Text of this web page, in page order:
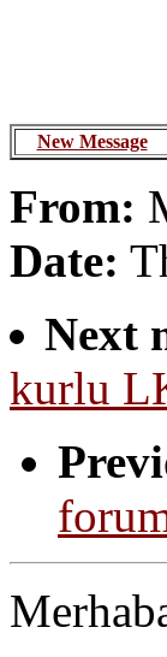
New Message
From:
Date:
Next
kurlu